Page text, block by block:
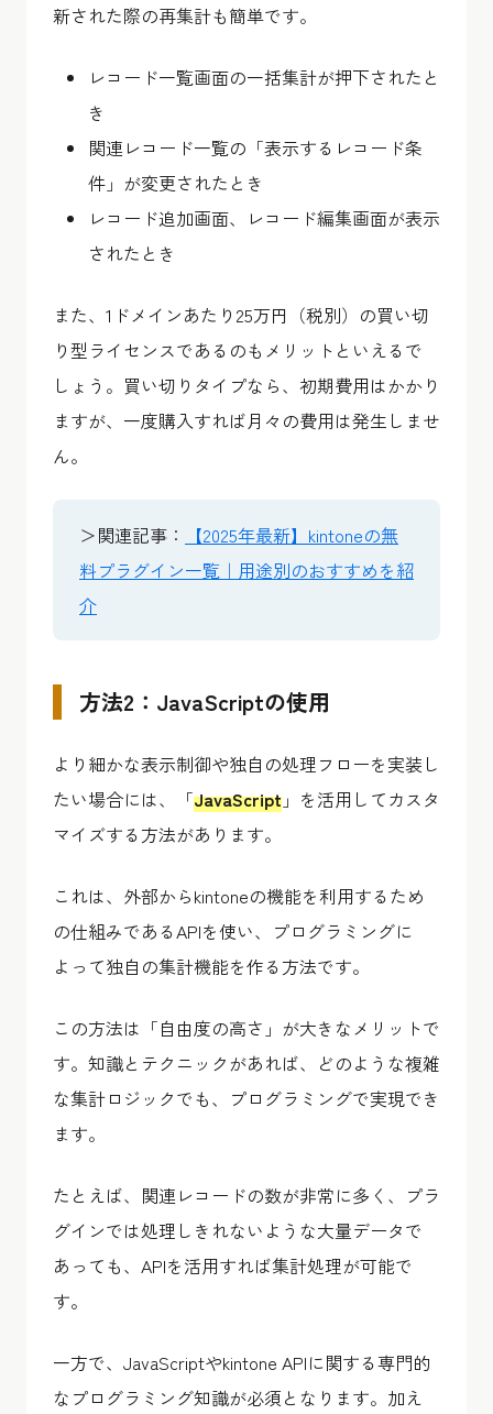
新された際の再集計も簡単です。
レコード一覧画面の一括集計が押下されたと
き
関連レコード一覧の「表示するレコード条
件」が変更されたとき
レコード追加画面、レコード編集画面が表示
されたとき
また、1ドメインあたり25万円（税別）の買い切
り型ライセンスであるのもメリットといえるで
しょう。買い切りタイプなら、初期費用はかかり
ますが、一度購入すれば月々の費用は発生しませ
ん。
＞関連記事：
【2025年最新】kintoneの無
料プラグイン一覧｜用途別のおすすめを紹
介
方法2：JavaScriptの使用
より細かな表示制御や独自の処理フローを実装し
たい場合には、「JavaScript 」を活用してカスタ
マイズする方法があります。
これは、外部からkintoneの機能を利用するため
の仕組みであるAPIを使い、プログラミングに
よって独自の集計機能を作る方法です。
この方法は「自由度の高さ」が大きなメリットで
す。知識とテクニックがあれば、どのような複雑
な集計ロジックでも、プログラミングで実現でき
ます。
たとえば、関連レコードの数が非常に多く、プラ
グインでは処理しきれないような大量データで
あっても、APIを活用すれば集計処理が可能で
す。
一方で、JavaScriptやkintone APIに関する専門的
なプログラミング知識が必須となります。加え